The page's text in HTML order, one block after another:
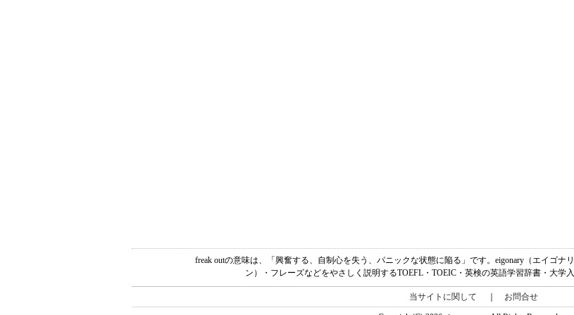
freak outの意味は、「興奮する、自制心を失う、パニックな状態に陥る」です。eigonary（エイゴナ
ン）・フレーズなどをやさしく説明するTOEFL・TOEIC・英検の英語学習辞書・大学
当サイトに関して お問合せ